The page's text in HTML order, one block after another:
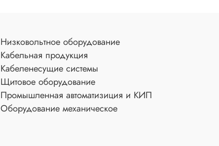
Низковольтное оборудование
Кабельная продукция
Кабеленесущие системы
Щитовое оборудование
Промышленная автоматизиция и КИП
Оборудование механическое